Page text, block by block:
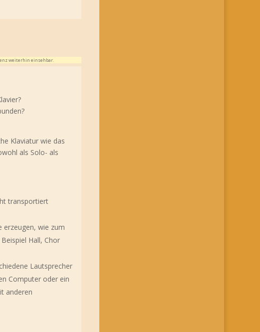
weiterhin einsehbar.
Klaviatur wie das
als Solo- als
transportiert
erzeugen, wie zum
Hall, Chor
Lautsprecher
Computer oder ein
anderen